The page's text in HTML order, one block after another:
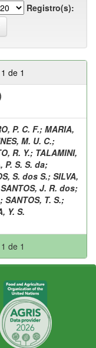
Registro(s):
de 1
P. C. F.; MARIA,
M. U. C.;
R. Y.; TALAMINI,
P. S. S. da;
S. dos S.; SILVA,
SANTOS, J. R. dos;
; SANTOS, T. S.;
Y. S.
de 1